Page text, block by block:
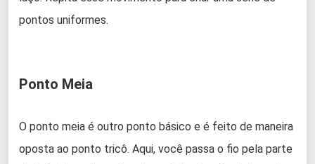
pontos uniformes.
Ponto Meia
O ponto meia é outro ponto básico e é feito de maneira
oposta ao ponto tricô. Aqui, você passa o fio pela parte